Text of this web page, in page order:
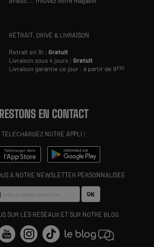
RETRAIT, DRIVE & LIVRAISON
Retrait en 1h :Gratuit
Livraison sous 4 jours :Gratuit
Livraison garantie ce jour : à partir de 9€90
RESTONS EN CONTACT
TÉLÉCHARGEZ NOTRE APPLI !
À NOTRE NEWSLETTER PERSONNALISÉE
OK
SUR LES RÉSEAUX ET SUR NOTRE BLOG